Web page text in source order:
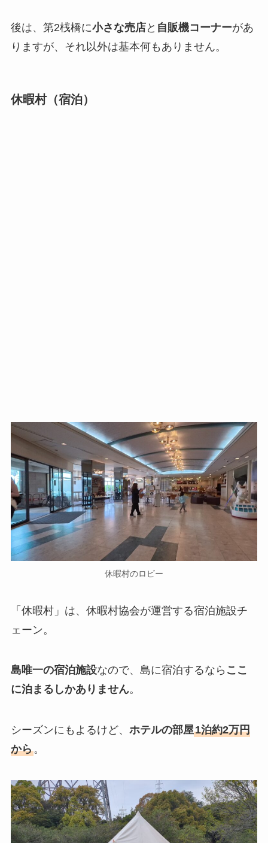
後は、第2桟橋に小さな売店と 自販機コーナーがあ
りますが、それ以外は基本何もありません。
休暇村（宿泊）
休暇村のロビー
「休暇村」は、休暇村協会が運営する宿泊施設チ
ェーン。
島唯一の宿泊施設なので、島に宿泊するなら ここ
に泊まるしかありません。
シーズンにもよるけど、 ホテルの部屋1泊約2万円
から。